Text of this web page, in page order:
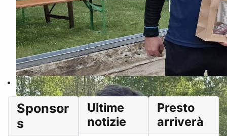
Sponsor
s
Ultime
notizie
Presto
arriverà